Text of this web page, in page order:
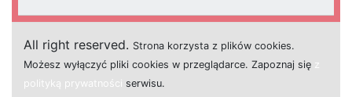
All right reserved. Strona korzysta z plików cookies.
Możesz wyłączyć pliki cookies w przeglądarce. Zapoznaj się z
polityką prywatności serwisu.